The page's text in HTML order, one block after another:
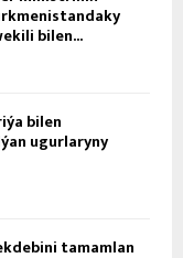
bilen...
bilen
ugurlaryny
tamamlan